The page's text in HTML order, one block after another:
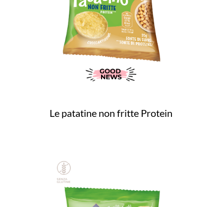
Le patatine non fritte Protein